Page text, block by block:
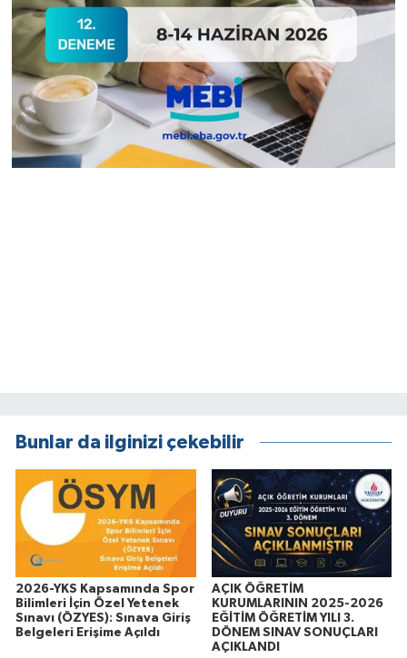
Bunlar da ilginizi çekebilir
2026-YKS Kapsamında Spor
Bilimleri İçin Özel Yetenek
Sınavı (ÖZYES): Sınava Giriş
Belgeleri Erişime Açıldı
AÇIK ÖĞRETİM
KURUMLARININ 2025-2026
EĞİTİM ÖĞRETİM YILI 3.
DÖNEM SINAV SONUÇLARI
AÇIKLANDI